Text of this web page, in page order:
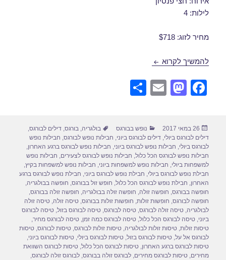
לילות: 4
מחיר לזוג: $718
להמשיך לקרוא חבילות נופש לבורגס במאי 28/05/2017
F
e
b
o
o
k
M
o
d
o
n
E
e
פורסם
בתאריך
26 במאי 2017 קטגוריות
נופש בבורגס תגיות
בולגריה,בורגס,דילים לבורגס,
דילים לבורגס ביולי,דילים לבורגס ביוני, חבילות נופש לבורגס, חבילות נופש
לבורגס ביולי, חבילות נופש לבורגס ביוני, חבילות נופש לבורגס ברגע האחרון,
חבילות נופש לבורגס הכל כלול, חבילות נופש לבורגס לצעירים, חבילות נופש
למשפחות ביולי, חבילות נופש למשפחות ביוני, חבילות נופש למשפחות בקיץ,
חבילת נופש לבורגס ביולי, חבילת נופש לבורגס ביוני, חבילת נופש לבורגס ברגע
האחרון, חבילת נופש לבורגס הכל כלול, חופש זול בבורגס, חופשה בבולגריה,
חופשה בבורגס, חופשה זולה, חופשה זולה בבולגריה, חופשה זולה בבורגס,
חופשה לבורגס, חופשות זולות, חופשות זולות בבורגס,טיסה זולה,טיסה זולה
לבולגריה,טיסה זולה לבורגס,טיסה לבורגס,טיסה לבורגס בזול,טיסה לבורגס
ביוני,טיסה לבורגס הכל כלול,טיסה לבורגס כמה זמן,טיסה לבורגס מחיר,
טיסות זולות,טיסות זולות לבולגריה,טיסות זולות לבורגס,טיסות לבורגס,טיסות
לבורגס אל על,טיסות לבורגס בזול,טיסות לבורגס ביולי,טיסות לבורגס ביוני,
טיסות לבורגס ברגע האחרון,טיסות לבורגס הכל כלול,טיסות לבורגס השוואת
מחירים,טיסות לבורגס מחירים,לבורגס זולה בבורגס,לבורגס זולה לבורגס,